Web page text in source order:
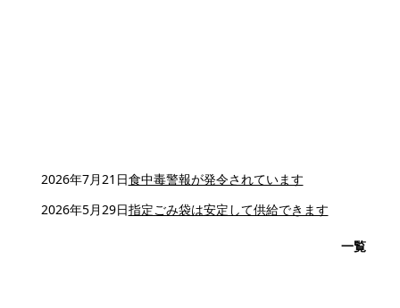
2026年7月21日食中毒警報が発令されています
2026年5月29日指定ごみ袋は安定して供給できます
一覧